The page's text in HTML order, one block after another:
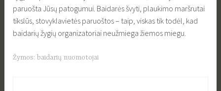
paruošta Jūsų patogumui. Baidarės švyti, plaukimo maršrutai
tikslūs, stovyklavietės paruoštos – taip, viskas tik todėl, kad
baidarių žygių organizatoriai neužmiega žiemos miegu.
Žymos: baidarių nuomotojai